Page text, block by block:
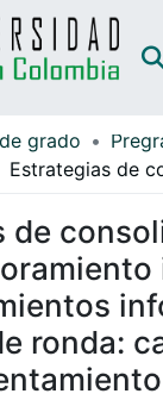
grado
de
ronda: